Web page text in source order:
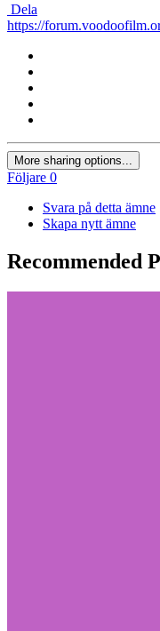
Dela
https://
More sharing options...
Följare 0
Svara på detta ämne
Skapa nytt ämne
Recommended